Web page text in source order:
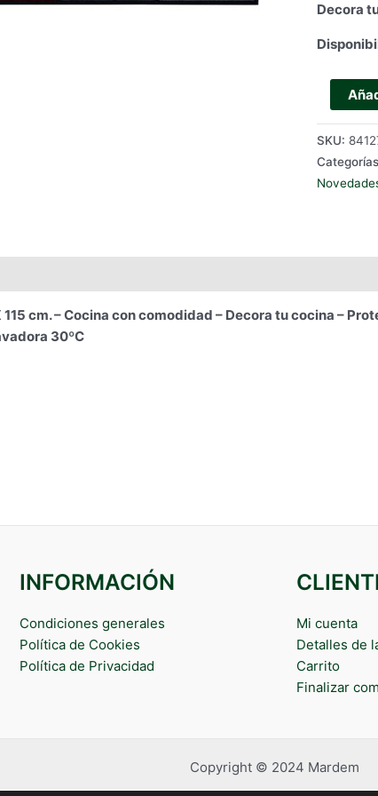
Decora
DE
APPLES
SKU:
115 cm. – Cocina con comodidad – Decora tu cocina –
30ºC
INFORMACIÓN
Condiciones generales
Política de Cookies
Política de Privacidad
Mi cuenta
Detalles de
Carrito
Finalizar
Copyright © 2024 Mardem